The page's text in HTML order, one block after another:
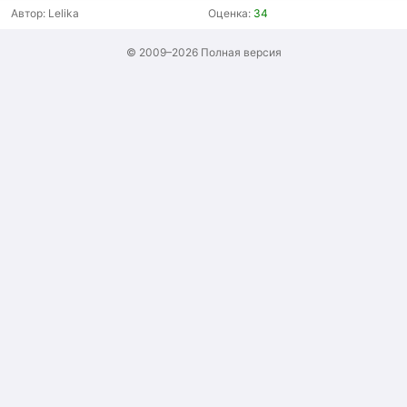
Автор: Lelika Оценка: 34
© 2009–2026 Полная версия